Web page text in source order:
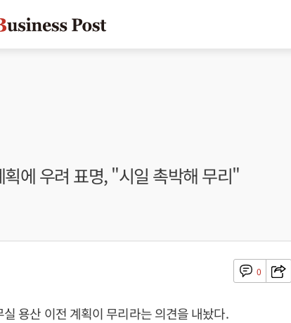
에 우려 표명, "시일 촉박해 무리"
0
용산 이전 계획이 무리라는 의견을 내놨다.